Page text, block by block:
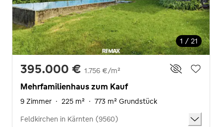
1 / 21
395.000 € 1.756 €/m²
Mehrfamilienhaus zum Kauf
9 Zimmer · 225 m² · 773 m² Grundstück
Feldkirchen in Kärnten (9560)